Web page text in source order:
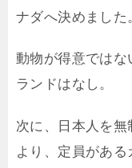
ナダへ決めました
動物が得意では
ランドはなし。
次に、日本人を
より、定員があ